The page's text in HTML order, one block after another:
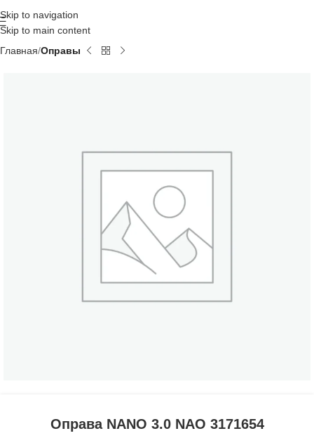
Skip to navigation
Skip to main content
Главная Оправы
Оправа NANO 3.0 NAO 3171654